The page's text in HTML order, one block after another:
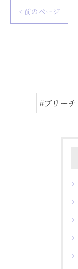
< 前のページ
#ブリーチ